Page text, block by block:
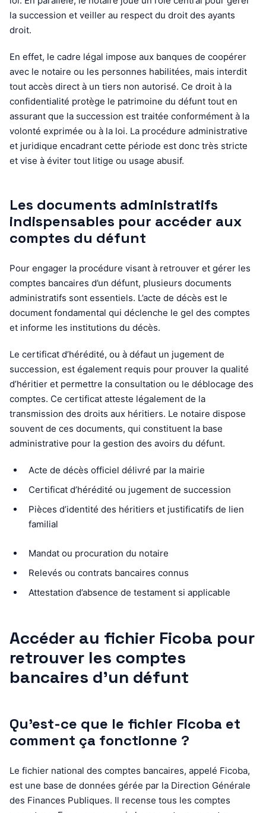
la succession et veiller au respect du droit des ayants
droit.
En effet, le cadre légal impose aux banques de coopérer
avec le notaire ou les personnes habilitées, mais interdit
tout accès direct à un tiers non autorisé. Ce droit à la
confidentialité protège le patrimoine du défunt tout en
assurant que la succession est traitée conformément à la
volonté exprimée ou à la loi. La procédure administrative
et juridique encadrant cette période est donc très stricte
et vise à éviter tout litige ou usage abusif.
Les documents administratifs
indispensables pour accéder aux
comptes du défunt
Pour engager la procédure visant à retrouver et gérer les
comptes bancaires d’un défunt, plusieurs documents
administratifs sont essentiels. L’acte de décès est le
document fondamental qui déclenche le gel des comptes
et informe les institutions du décès.
Le certificat d’hérédité, ou à défaut un jugement de
succession, est également requis pour prouver la qualité
d’héritier et permettre la consultation ou le déblocage des
comptes. Ce certificat atteste légalement de la
transmission des droits aux héritiers. Le notaire dispose
souvent de ces documents, qui constituent la base
administrative pour la gestion des avoirs du défunt.
Acte de décès officiel délivré par la mairie
Certificat d’hérédité ou jugement de succession
Pièces d’identité des héritiers et justificatifs de lien
familial
Mandat ou procuration du notaire
Relevés ou contrats bancaires connus
Attestation d’absence de testament si applicable
Accéder au fichier Ficoba pour
retrouver les comptes
bancaires d’un défunt
Qu’est-ce que le fichier Ficoba et
comment ça fonctionne ?
Le fichier national des comptes bancaires, appelé Ficoba,
est une base de données gérée par la Direction Générale
des Finances Publiques. Il recense tous les comptes